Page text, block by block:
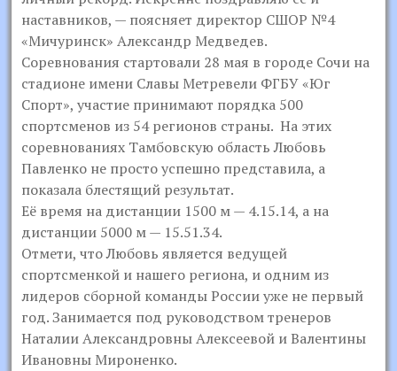
наставников, — поясняет директор СШОР №4
«Мичуринск» Александр Медведев.
Соревнования стартовали 28 мая в городе Сочи на
стадионе имени Славы Метревели ФГБУ «Юг
Спорт», участие принимают порядка 500
спортсменов из 54 регионов страны. На этих
соревнованиях Тамбовскую область Любовь
Павленко не просто успешно представила, а
показала блестящий результат.
Её время на дистанции 1500 м — 4.15.14, а на
дистанции 5000 м — 15.51.34.
Отмети, что Любовь является ведущей
спортсменкой и нашего региона, и одним из
лидеров сборной команды России уже не первый
год. Занимается под руководством тренеров
Наталии Александровны Алексеевой и Валентины
Ивановны Мироненко.